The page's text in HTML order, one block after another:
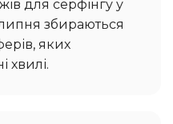
для серфінгу у
збираються
яких
хвилі.